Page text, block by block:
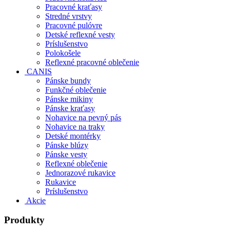
Pracovné kraťasy
Stredné vrstvy
Pracovné pulóvre
Detské reflexné vesty
Príslušenstvo
Polokošele
Reflexné pracovné oblečenie
CANIS
Pánske bundy
Funkčné oblečenie
Pánske mikiny
Pánske kraťasy
Nohavice na pevný pás
Nohavice na traky
Detské montérky
Pánske blúzy
Pánske vesty
Reflexné oblečenie
Jednorazové rukavice
Rukavice
Príslušenstvo
Akcie
Produkty